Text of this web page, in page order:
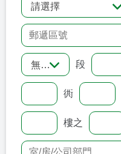
請選擇
無 段
衖
樓之